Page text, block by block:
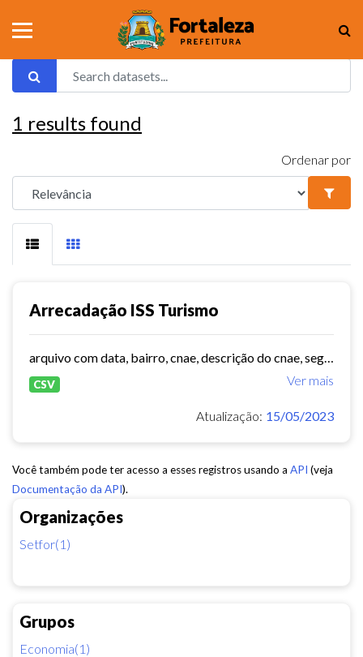
Organizações
Setfor(1)
Grupos
Economia(1)
1 results found
Ordenar por
Arrecadação ISS Turismo
Ver mais
CSV
Atualização: 15/05/2023
Você também pode ter acesso a esses registros usando a API (veja
Documentação da API).